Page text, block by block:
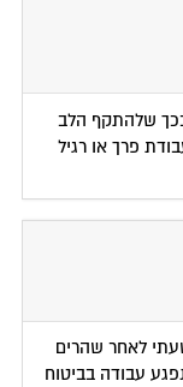
שלהתקף הלב
פרך או רגיל
לאחר שהרים
עבודה בביטוח